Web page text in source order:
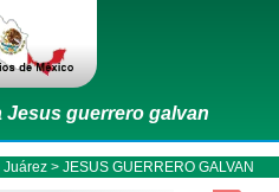
Jesus guerrero galvan
Juárez > JESUS GUERRERO GALVAN